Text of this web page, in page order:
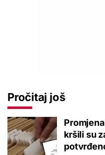
Pročitaj još
kršili su